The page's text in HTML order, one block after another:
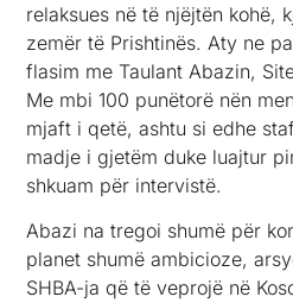
relaksues në të njëjtën kohë,
zemër të Prishtinës. Aty ne
flasim me Taulant Abazin,
Me mbi 100 punëtorë nën
mjaft i qetë, ashtu si edhe
madje i gjetëm duke luajtur
shkuam për intervistë.
Abazi na tregoi shumë për
planet shumë ambicioze,
SHBA-ja që të veprojë në